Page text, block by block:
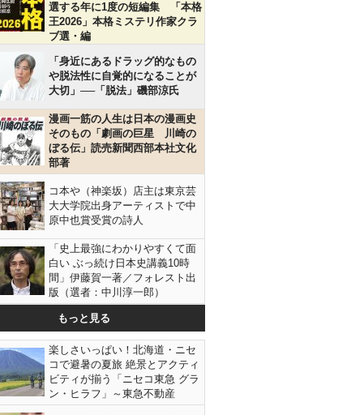
選する年に1度の短編集 「本格
王2026」本格ミステリ作家クラ
ブ選・編
「身近にあるドラッグ的なもの
や脱法性に自覚的になることが
大切」──「脱法」磯部涼氏
漫画一筋の人生は日本の漫画史
そのもの「劇画の巨星 川崎の
ぼる伝」読売新聞西部本社文化
部著
コ本や（神楽坂）店主は東京芸
大大学院出身アーティストで中
原中也賞受賞の詩人
「史上最強にわかりやすくて面
白い ぶっ続け日本史講義10時
間」伊藤賀一著／フォレスト出
版（選者：中川淳一郎）
もっと見る
楽しさいっぱい！北海道・ニセ
コで避暑の夏旅 絶景とアクティ
ビティが揃う「ニセコ東急 グラ
ン・ヒラフ」～東急不動産